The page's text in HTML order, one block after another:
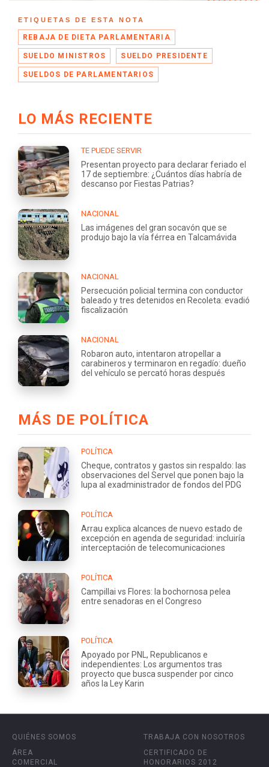
ETIQUETAS DE ESTA NOTA
REBAJA DE DIETA PARLAMENTARIA
SUELDO MINISTROS SUELDO PRESIDENTE
SUELDOS DE PARLAMENTARIOS
LO MÁS RECIENTE
TE PUEDE SERVIR
Presentan proyecto para declarar feriado el
17 de septiembre: ¿Cuántos días habría de
descanso por Fiestas Patrias?
NACIONAL
Las imágenes del gran socavón que se
produjo bajo la vía férrea en Talcamávida
NACIONAL
Persecución policial termina con conductor
baleado y tres detenidos en Recoleta: evadió
fiscalización
NACIONAL
Robaron auto, intentaron atropellar a
carabineros y terminaron en regadío: dueño
del vehículo se percató horas después
MÁS DE POLÍTICA
POLÍTICA
Cheque, contratos y gastos sin respaldo: las
observaciones del Servel que ponen bajo la
lupa al exadministrador de fondos del PDG
POLÍTICA
Arrau explica alcances de nuevo estado de
excepción en agenda de seguridad: incluiría
interceptación de telecomunicaciones
POLÍTICA
Campillai vs Flores: la bochornosa pelea
entre senadoras en el Congreso
POLÍTICA
Apoyado por PNL, Republicanos e
independientes: Los argumentos tras
proyecto que busca suspender por cinco
años la Ley Karin
QUIÉNES SOMOS
ÁREA
COMERCIAL
TRABAJA CON NOSOTROS
CERTIFICADO DE
HONORARIOS 2012